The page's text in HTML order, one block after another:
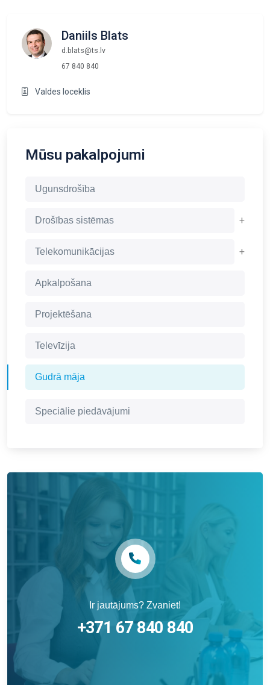
Daniils Blats
d.blats@ts.lv
67 840 840
Valdes loceklis
Mūsu pakalpojumi
Ugunsdrošība
Drošības sistēmas +
Telekomunikācijas +
Apkalpošana
Projektēšana
Televīzija
Gudrā māja
Speciālie piedāvājumi
Ir jautājums? Zvaniet!
+371 67 840 840